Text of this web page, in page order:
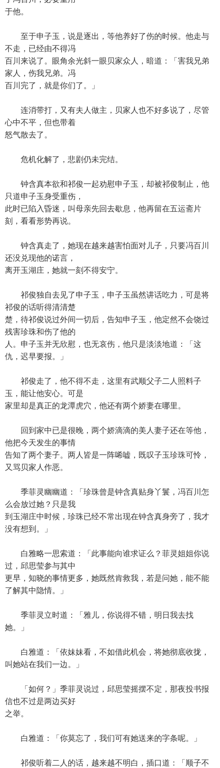
于他。
至于申子玉，说是逐出，等他养好了伤的时候。他走与
不走，已经由不得冯
百川来说了。眼角余光斜一眼贝家众人，暗道：「害我兄弟
家人，伤我兄弟。冯
百川完了，就是你们了。」
连消带打，又有夫人做主，贝家人也不好多说了，尽管
心中不平，但也带着
怒气散去了。
危机化解了，悲剧仍未完结。
钟含真本欲和祁俊一起劝慰申子玉，却被祁俊制止，他
只道申子玉身受重伤，
此时已陷入昏迷，叫母亲先回去歇息，他再留在五运斋片
刻，看看形势再说。
钟含真走了，她现在越来越害怕面对儿子，只要冯百川
还没兑现他的诺言，
离开玉湖庄，她就一刻不得安宁。
祁俊独自去见了申子玉，申子玉虽然讲话吃力，可是将
祁俊的话听得清清楚
楚，待祁俊说过外间一切后，告知申子玉，他定然不会饶过
残害珍珠和伤了他的
人。申子玉并无欣慰，也无哀伤，他只是淡淡地道：「这
仇，迟早要报。」
祁俊走了，他不得不走，这里有武顺父子二人照料子
玉，能让他安心。可是
家里却是真正的龙潭虎穴，他还有两个娇妻在哪里。
回到家中已是很晚，两个娇滴滴的美人妻子还在等他，
他把今天发生的事情
告知了两个妻子。两人皆是一阵唏嘘，既叹子玉珍珠可怜，
又骂贝家人作恶。
季菲灵幽幽道：「珍珠曾是钟含真贴身丫鬟，冯百川怎
么会放过她？只是我
到玉湖庄中时候，珍珠已经不常出现在钟含真身旁了，我才
没有想到。」
白雅略一思索道：「此事能向谁求证么？菲灵姐姐你说
过，邱思莹参与其中
更早，知晓的事情更多，她既然肯救我，若是问她，能不能
了解其中隐情。」
季菲灵立时道：「雅儿，你说得不错，明日我去找
她。」
白雅道：「依妹妹看，不如借此机会，将她彻底收拢，
叫她站在我们一边。」
「如何？」季菲灵说过，邱思莹摇摆不定，那夜投书报
信也不过是两边买好
之举。
白雅道：「你莫忘了，我们可有她送来的字条呢。」
祁俊听着二人的话，越来越不明白，插口道：「顺子不